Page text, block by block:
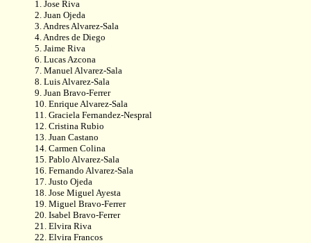
1. Jose Riva
2. Juan Ojeda
3. Andres Alvarez-Sala
4. Andres de Diego
5. Jaime Riva
6. Lucas Azcona
7. Manuel Alvarez-Sala
8. Luis Alvarez-Sala
9. Juan Bravo-Ferrer
10. Enrique Alvarez-Sala
11. Graciela Fernandez-Nespral
12. Cristina Rubio
13. Juan Castano
14. Carmen Colina
15. Pablo Alvarez-Sala
16. Fernando Alvarez-Sala
17. Justo Ojeda
18. Jose Miguel Ayesta
19. Miguel Bravo-Ferrer
20. Isabel Bravo-Ferrer
21. Elvira Riva
22. Elvira Francos